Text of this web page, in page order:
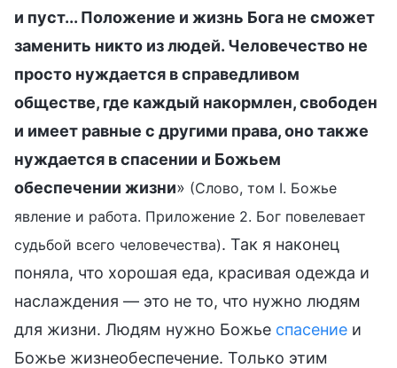
и пуст... Положение и жизнь Бога не сможет
заменить никто из людей. Человечество не
просто нуждается в справедливом
обществе, где каждый накормлен, свободен
и имеет равные с другими права, оно также
нуждается в спасении и Божьем
обеспечении жизни» (Слово, том I. Божье
явление и работа. Приложение 2. Бог повелевает
судьбой всего человечества). Так я наконец
поняла, что хорошая еда, красивая одежда и
наслаждения — это не то, что нужно людям
для жизни. Людям нужно Божье спасение и
Божье жизнеобеспечение. Только этим